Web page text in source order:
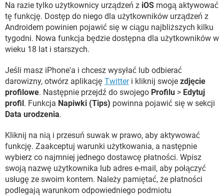
Na razie tylko użytkownicy urządzeń z iOS mogą aktywować
tę funkcję. Dostęp do niego dla użytkowników urządzeń z
Androidem powinien pojawić się w ciągu najbliższych kilku
tygodni. Nowa funkcja będzie dostępna dla użytkowników w
wieku 18 lat i starszych.
Jeśli masz iPhone'a i chcesz wysyłać lub odbierać
darowizny, otwórz aplikację Twitteri kliknij swoje zdjęcie
profilowe. Następnie przejdź do swojego Profilu > Edytuj
profil . Funkcja Napiwki (Tips) powinna pojawić się w sekcji
Data urodzenia.
Kliknij na nią i przesuń suwak w prawo, aby aktywować
funkcję. Zaakceptuj warunki użytkowania, a następnie
wybierz co najmniej jednego dostawcę płatności. Wpisz
swoją nazwę użytkownika lub adres e-mail, aby połączyć
usługę ze swoim kontem. Należy pamiętać, że płatności
podlegają warunkom odpowiedniego podmiotu